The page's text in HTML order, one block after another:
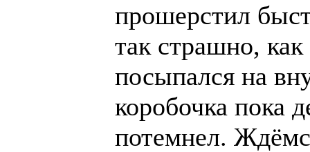
прошерстил
так страшно,
посыпался на
коробочка пока
потемнел.